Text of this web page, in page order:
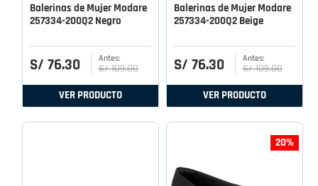
Balerinas de Mujer Modare
257334-200Q2 Negro
S/ 76.30 S/ 109.00
VER PRODUCTO
Balerinas de Mujer Modare
257334-200Q2 Beige
S/ 76.30 S/ 109.00
VER PRODUCTO
20%